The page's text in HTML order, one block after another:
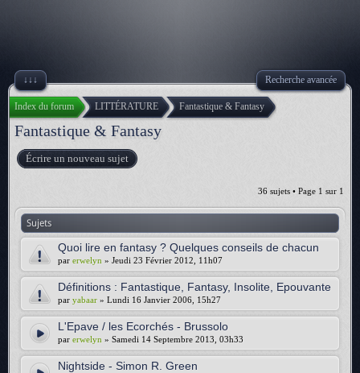
↓↓↓ Recherche avancée
Index du forum LITTÉRATURE Fantastique & Fantasy
Fantastique & Fantasy
Écrire un nouveau sujet
36 sujets • Page 1 sur 1
Sujets
Quoi lire en fantasy ? Quelques conseils de chacun
par erwelyn » Jeudi 23 Février 2012, 11h07
Définitions : Fantastique, Fantasy, Insolite, Epouvante
par yabaar » Lundi 16 Janvier 2006, 15h27
L'Epave / les Ecorchés - Brussolo
par erwelyn » Samedi 14 Septembre 2013, 03h33
Nightside - Simon R. Green